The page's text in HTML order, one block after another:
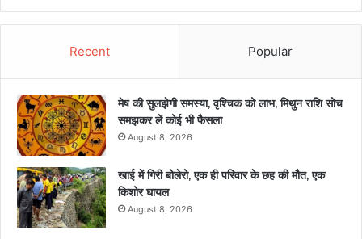
Recent Popular
मेष की सुलझेगी समस्या, वृश्चिक को लाभ, मिथुन राशि सोच
समझकर लें कोई भी फैसला
August 8, 2026
खाई में गिरी बोलेरो, एक ही परिवार के छह की मौत, एक
किशोर घायल
August 8, 2026